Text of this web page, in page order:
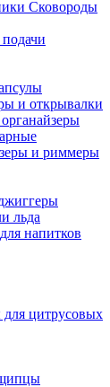
Сковороды
и открывалки
и риммеры
льда
напитков
цитрусовых